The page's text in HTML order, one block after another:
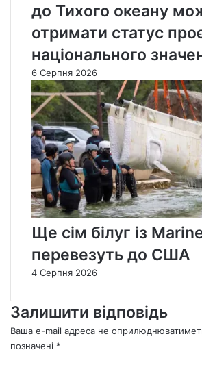
до Тихого океану
отримати статус
національного
6 Серпня 2026
Ще сім білуг із
перевезуть до США
4 Серпня 2026
Залишити відповідь
Ваша e-mail адреса не
позначені *